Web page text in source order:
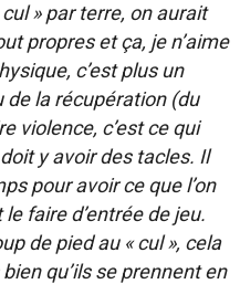
» par terre, on aurait
propres et ça, je n’aime
c’est plus un
la récupération (du
violence, c’est ce qui
y avoir des tacles. Il
pour avoir ce que l’on
faire d’entrée de jeu.
de pied au « cul », cela
qu’ils se prennent en